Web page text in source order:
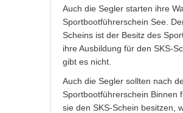
Auch die Segler starten ihre
Sportbootführerschein See.
Scheins ist der Besitz des
ihre Ausbildung für den SKS-
gibt es nicht.
Auch die Segler sollten nach
Sportbootführerschein Binnen
sie den SKS-Schein besitzen,